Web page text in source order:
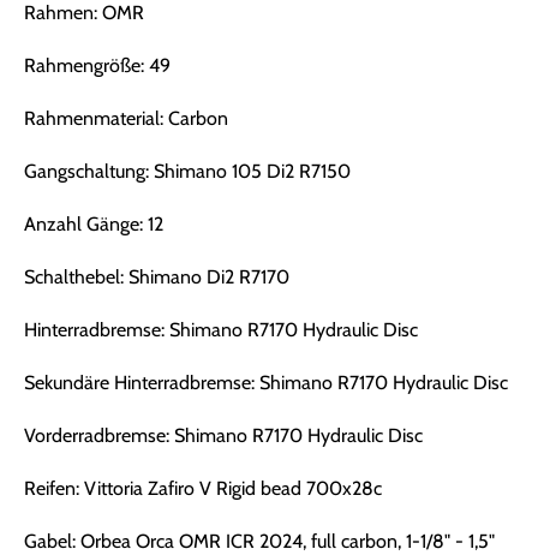
Rahmen: OMR
Rahmengröße: 49
Rahmenmaterial: Carbon
Gangschaltung: Shimano 105 Di2 R7150
Anzahl Gänge: 12
Schalthebel: Shimano Di2 R7170
Hinterradbremse: Shimano R7170 Hydraulic Disc
Sekundäre Hinterradbremse: Shimano R7170 Hydraulic Disc
Vorderradbremse: Shimano R7170 Hydraulic Disc
Reifen: Vittoria Zafiro V Rigid bead 700x28c
Gabel: Orbea Orca OMR ICR 2024, full carbon, 1-1/8" - 1,5"